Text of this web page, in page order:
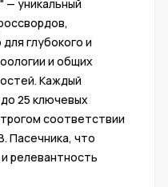
— уникальный
глубокого и
и общих
Каждый
25 ключевых
соответствии
Пасечника, что
релевантность